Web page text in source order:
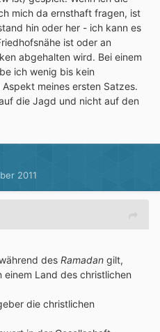
mich da ernsthaft fragen, ist
hin oder her - ich kann es
ist oder an
abgehalten wird. Bei einem
ich wenig bis kein
meines ersten Satzes.
die Jagd und nicht auf den
2011
des Ramadan gilt,
Land des christlichen
die christlichen